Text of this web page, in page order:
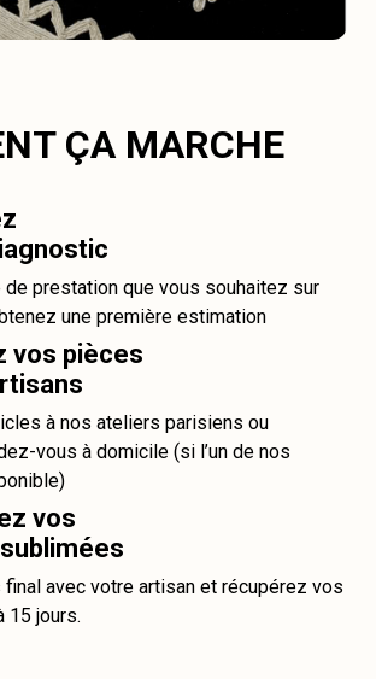
ÇA MARCHE
prestation que vous souhaitez sur
une première estimation
vos pièces
à nos ateliers parisiens ou
vous à domicile (si l’un de nos
vos
avec votre artisan et récupérez vos
15 jours.